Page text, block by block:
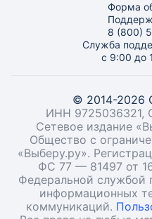
Форма
8 (800)
Служба
с 9:00 до
© 2014-2026
ИНН 9725036321,
Сетевое издание
Общество с
«Выберу.ру».
ФС 77 — 81497 от
Федеральной службой
информационных
коммуникаций.